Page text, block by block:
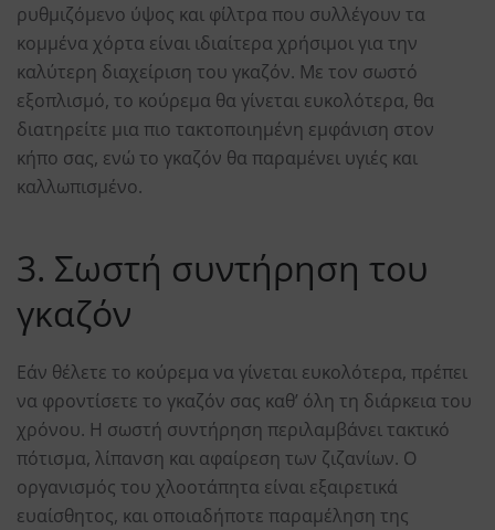
ρυθμιζόμενο ύψος και φίλτρα που συλλέγουν τα
κομμένα χόρτα είναι ιδιαίτερα χρήσιμοι για την
καλύτερη διαχείριση του γκαζόν. Με τον σωστό
εξοπλισμό, το κούρεμα θα γίνεται ευκολότερα, θα
διατηρείτε μια πιο τακτοποιημένη εμφάνιση στον
κήπο σας, ενώ το γκαζόν θα παραμένει υγιές και
καλλωπισμένο.
3. Σωστή συντήρηση του
γκαζόν
Εάν θέλετε το κούρεμα να γίνεται ευκολότερα, πρέπει
να φροντίσετε το γκαζόν σας καθ’ όλη τη διάρκεια του
χρόνου. Η σωστή συντήρηση περιλαμβάνει τακτικό
πότισμα, λίπανση και αφαίρεση των ζιζανίων. Ο
οργανισμός του χλοοτάπητα είναι εξαιρετικά
ευαίσθητος, και οποιαδήποτε παραμέληση της